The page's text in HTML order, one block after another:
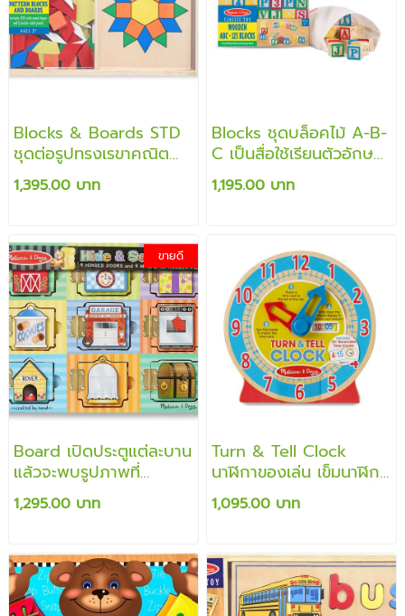
Blocks & Boards STD
ชุดต่อรูปทรงเรขาคณิต
ส่งเสริมการเรียนรู้เรื่องรูป
ร่าง สี และการแก้ปัญหา
1,395.00 บาท
Blocks ชุดบล็อคไม้ A-B-
C เป็นสื่อใช้เรียนตัวอักษร
ต่อเป็นรูปต่างๆ และสอน
การคิดเลขคำนวณ
1,195.00 บาท
ขายดี
Board เปิดประตูแต่ละบาน
แล้วจะพบรูปภาพที่
สอดคล้องในแต่ละช่องมี
ชิ้นแม่เหล็กที่สอดคล้องกัน
1,295.00 บาท
Turn & Tell Clock
นาฬิกาของเล่น เข็มนาฬิกา
หมุนได้จริง จอด้านหน้าที่
บอกเวลาดิจิตอลจะหมุน
รู้บอกเวลา เรียนรู้ตัวเลข
1,095.00 บาท